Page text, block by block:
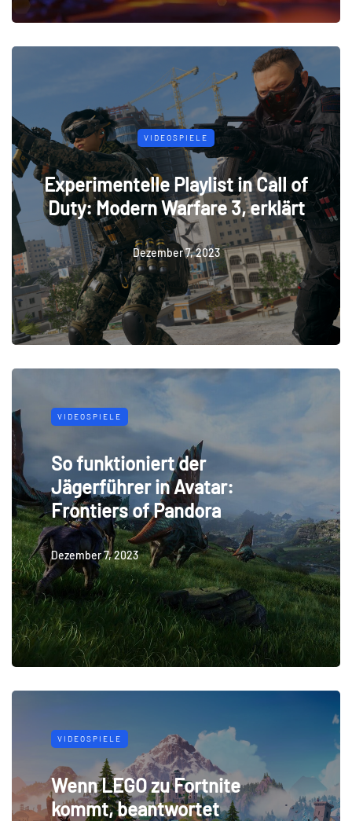
VIDEOSPIELE
Experimentelle Playlist in Call of
Duty: Modern Warfare 3, erklärt
Dezember 7, 2023
VIDEOSPIELE
So funktioniert der
Jägerführer in Avatar:
Frontiers of Pandora
Dezember 7, 2023
VIDEOSPIELE
Wenn LEGO zu Fortnite
kommt, beantwortet